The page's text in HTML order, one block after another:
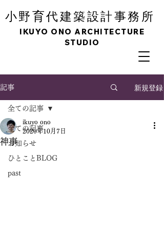
小野育代建築設計事務所
IKUYO ONO ARCHITECTURE
STUDIO
記事 新規登録
全ての記事
お知らせ
ひとことBLOG
past
全ての記事
神事
ikuyo ono
2020年10月7日